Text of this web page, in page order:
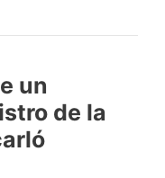
un
de la